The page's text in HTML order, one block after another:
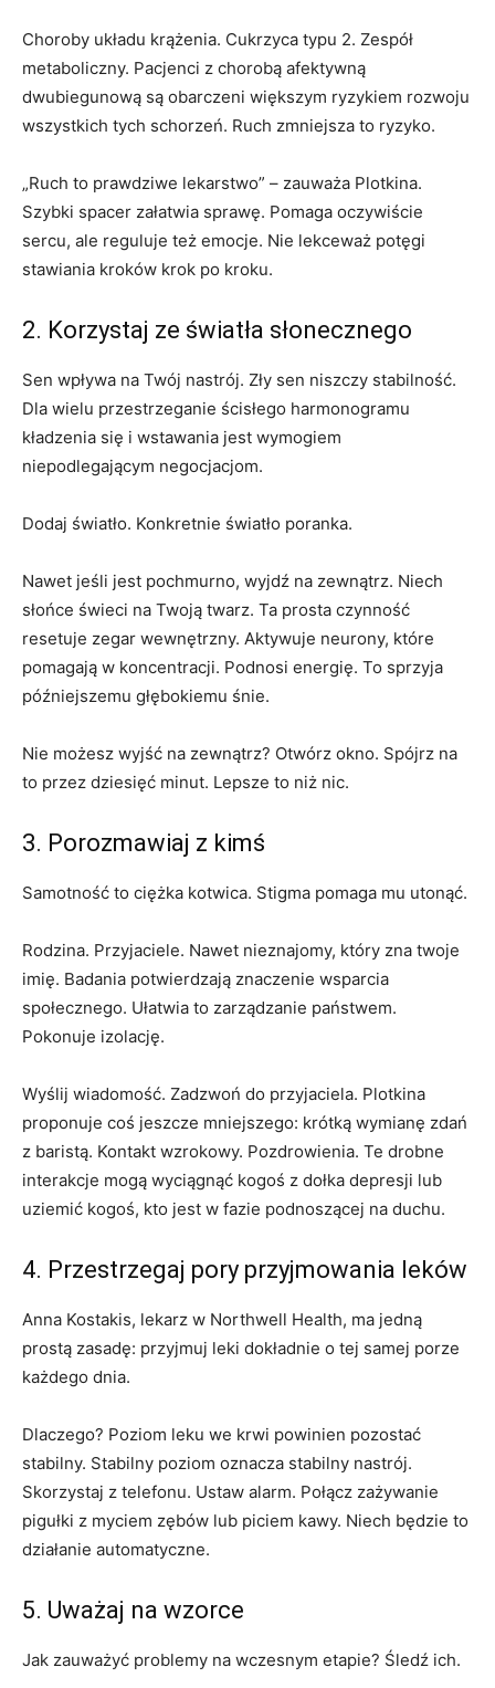
Choroby układu krążenia. Cukrzyca typu 2. Zespół
metaboliczny. Pacjenci z chorobą afektywną
dwubiegunową są obarczeni większym ryzykiem rozwoju
wszystkich tych schorzeń. Ruch zmniejsza to ryzyko.
„Ruch to prawdziwe lekarstwo” – zauważa Plotkina.
Szybki spacer załatwia sprawę. Pomaga oczywiście
sercu, ale reguluje też emocje. Nie lekceważ potęgi
stawiania kroków krok po kroku.
2. Korzystaj ze światła słonecznego
Sen wpływa na Twój nastrój. Zły sen niszczy stabilność.
Dla wielu przestrzeganie ścisłego harmonogramu
kładzenia się i wstawania jest wymogiem
niepodlegającym negocjacjom.
Dodaj światło. Konkretnie światło poranka.
Nawet jeśli jest pochmurno, wyjdź na zewnątrz. Niech
słońce świeci na Twoją twarz. Ta prosta czynność
resetuje zegar wewnętrzny. Aktywuje neurony, które
pomagają w koncentracji. Podnosi energię. To sprzyja
późniejszemu głębokiemu śnie.
Nie możesz wyjść na zewnątrz? Otwórz okno. Spójrz na
to przez dziesięć minut. Lepsze to niż nic.
3. Porozmawiaj z kimś
Samotność to ciężka kotwica. Stigma pomaga mu utonąć.
Rodzina. Przyjaciele. Nawet nieznajomy, który zna twoje
imię. Badania potwierdzają znaczenie wsparcia
społecznego. Ułatwia to zarządzanie państwem.
Pokonuje izolację.
Wyślij wiadomość. Zadzwoń do przyjaciela. Plotkina
proponuje coś jeszcze mniejszego: krótką wymianę zdań
z baristą. Kontakt wzrokowy. Pozdrowienia. Te drobne
interakcje mogą wyciągnąć kogoś z dołka depresji lub
uziemić kogoś, kto jest w fazie podnoszącej na duchu.
4. Przestrzegaj pory przyjmowania leków
Anna Kostakis, lekarz w Northwell Health, ma jedną
prostą zasadę: przyjmuj leki dokładnie o tej samej porze
każdego dnia.
Dlaczego? Poziom leku we krwi powinien pozostać
stabilny. Stabilny poziom oznacza stabilny nastrój.
Skorzystaj z telefonu. Ustaw alarm. Połącz zażywanie
pigułki z myciem zębów lub piciem kawy. Niech będzie to
działanie automatyczne.
5. Uważaj na wzorce
Jak zauważyć problemy na wczesnym etapie? Śledź ich.